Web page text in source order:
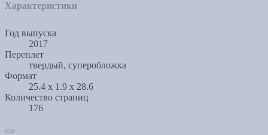
Характеристики
Год выпуска
2017
Переплет
твердый, суперобложка
Формат
25.4 x 1.9 x 28.6
Количество страниц
176